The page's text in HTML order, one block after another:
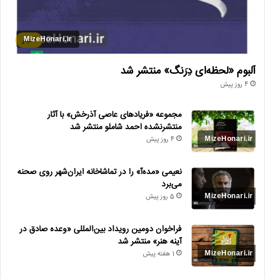
اخبار
آلبوم «لحظه‌ای دِرَنگ» منتشر شد
4 روز پیش
مجموعه «فریادهای عاصی آذرخش» با آثار
منتشرنشده احمد شاملو منتشر شد
4 روز پیش
نعیمی «مده‌آ» را در تماشاخانه ایران‌شهر روی صحنه
می‌برد
5 روز پیش
فراخوان دومین رویداد بین‌المللی «وعده صادق در
آینه هنر» منتشر شد
1 هفته پیش